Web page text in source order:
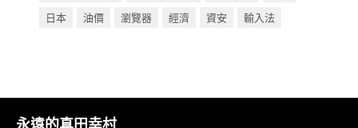
日本
油價 瀏覽器 經濟 資安 輸入法
永遠的真田幸村